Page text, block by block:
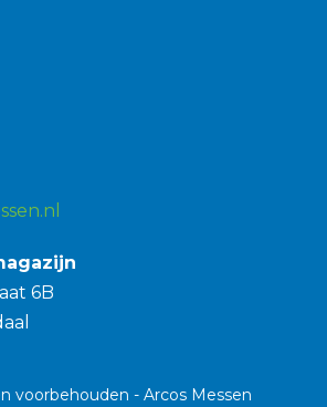
6B
voorbehouden - Arcos Messen